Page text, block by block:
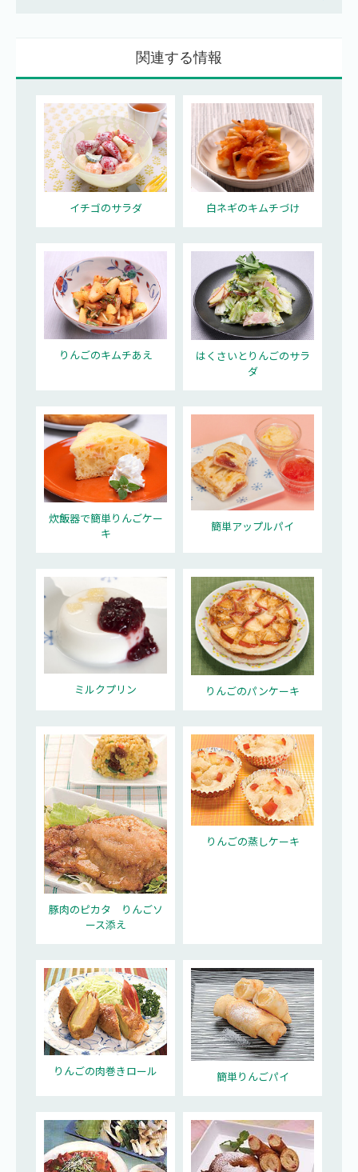
関連する情報
イチゴのサラダ 白ネギのキムチづけ
りんごのキムチあえ
はくさいとりんごのサラ
ダ
炊飯器で簡単りんごケー
キ
簡単アップルパイ
ミルクプリン りんごのパンケーキ
豚肉のピカタ りんごソ
ース添え
りんごの蒸しケーキ
りんごの肉巻きロール 簡単りんごパイ